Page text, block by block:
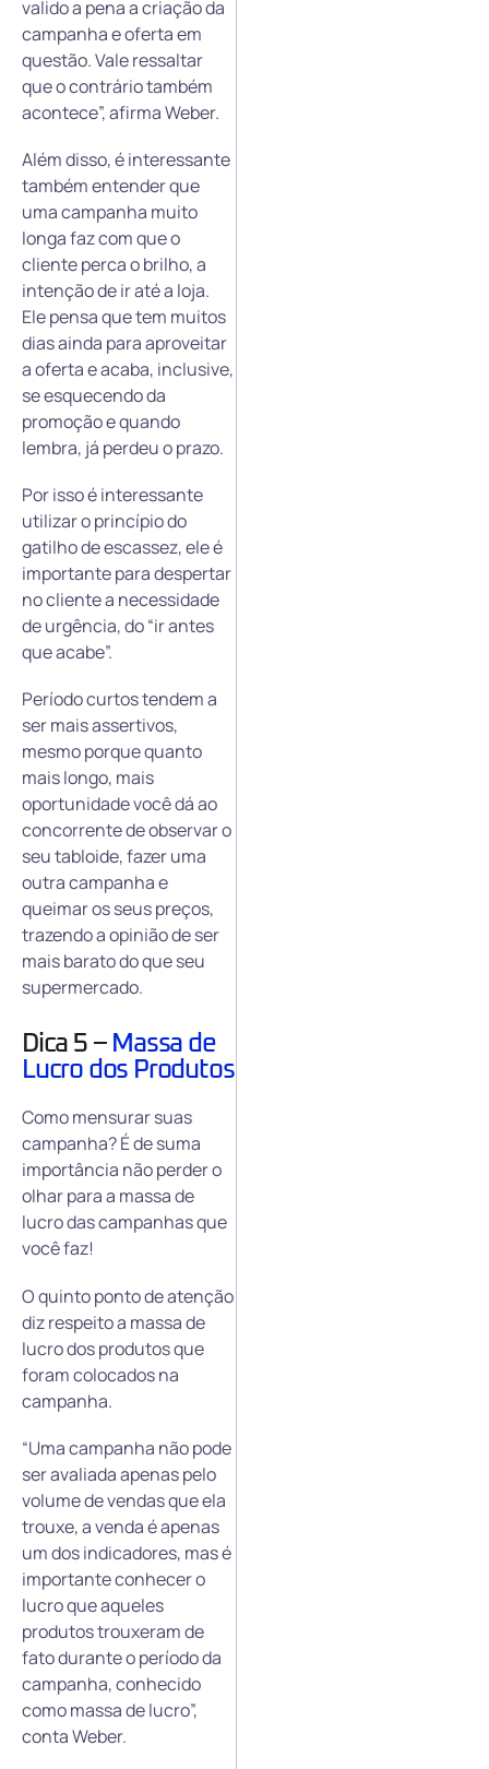
valido a pena a criação da
campanha e oferta em
questão. Vale ressaltar
que o contrário também
acontece”, afirma Weber.
Além disso, é interessante
também entender que
uma campanha muito
longa faz com que o
cliente perca o brilho, a
intenção de ir até a loja.
Ele pensa que tem muitos
dias ainda para aproveitar
a oferta e acaba, inclusive,
se esquecendo da
promoção e quando
lembra, já perdeu o prazo.
Por isso é interessante
utilizar o princípio do
gatilho de escassez, ele é
importante para despertar
no cliente a necessidade
de urgência, do “ir antes
que acabe”.
Período curtos tendem a
ser mais assertivos,
mesmo porque quanto
mais longo, mais
oportunidade você dá ao
concorrente de observar o
seu tabloide, fazer uma
outra campanha e
queimar os seus preços,
trazendo a opinião de ser
mais barato do que seu
supermercado.
Dica 5 – Massa de
Lucro dos Produtos
Como mensurar suas
campanha? É de suma
importância não perder o
olhar para a massa de
lucro das campanhas que
você faz!
O quinto ponto de atenção
diz respeito a massa de
lucro dos produtos que
foram colocados na
campanha.
“Uma campanha não pode
ser avaliada apenas pelo
volume de vendas que ela
trouxe, a venda é apenas
um dos indicadores, mas é
importante conhecer o
lucro que aqueles
produtos trouxeram de
fato durante o período da
campanha, conhecido
como massa de lucro”,
conta Weber.